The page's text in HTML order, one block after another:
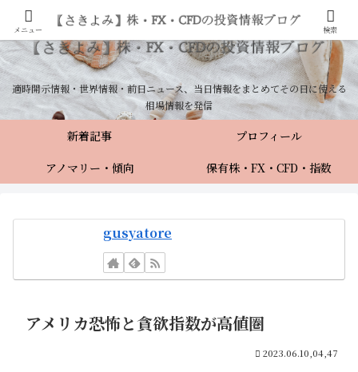
適時開示情報・世界情報・前日ニュース、当日情報をまとめてその日に使える
相場情報を発信
新着記事
プロフィール
アノマリー・傾向
保有株・FX・CFD・指数
gusyatore
アメリカ恐怖と貪欲指数が高値圏
2023.06.10,04,47
メニュー 検索